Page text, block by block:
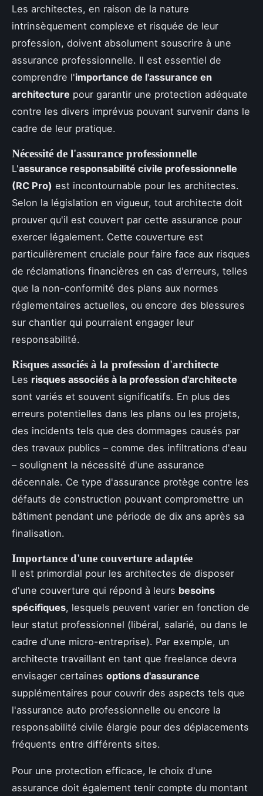
Les architectes, en raison de la nature
intrinsèquement complexe et risquée de leur
profession, doivent absolument souscrire à une
assurance professionnelle. Il est essentiel de
comprendre l'importance de l'assurance en
architecture pour garantir une protection adéquate
contre les divers imprévus pouvant survenir dans le
cadre de leur pratique.
Nécessité de l'assurance professionnelle
L'assurance responsabilité civile professionnelle
(RC Pro) est incontournable pour les architectes.
Selon la législation en vigueur, tout architecte doit
prouver qu'il est couvert par cette assurance pour
exercer légalement. Cette couverture est
particulièrement cruciale pour faire face aux risques
de réclamations financières en cas d'erreurs, telles
que la non-conformité des plans aux normes
réglementaires actuelles, ou encore des blessures
sur chantier qui pourraient engager leur
responsabilité.
Risques associés à la profession d'architecte
Les risques associés à la profession d'architecte
sont variés et souvent significatifs. En plus des
erreurs potentielles dans les plans ou les projets,
des incidents tels que des dommages causés par
des travaux publics – comme des infiltrations d'eau
– soulignent la nécessité d'une assurance
décennale. Ce type d'assurance protège contre les
défauts de construction pouvant compromettre un
bâtiment pendant une période de dix ans après sa
finalisation.
Importance d'une couverture adaptée
Il est primordial pour les architectes de disposer
d'une couverture qui répond à leurs besoins
spécifiques, lesquels peuvent varier en fonction de
leur statut professionnel (libéral, salarié, ou dans le
cadre d'une micro-entreprise). Par exemple, un
architecte travaillant en tant que freelance devra
envisager certaines options d'assurance
supplémentaires pour couvrir des aspects tels que
l'assurance auto professionnelle ou encore la
responsabilité civile élargie pour des déplacements
fréquents entre différents sites.
Pour une protection efficace, le choix d'une
assurance doit également tenir compte du montant